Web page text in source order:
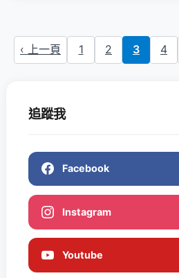
‹ 上一頁 1 2 3 4
追蹤我
Facebook
Instagram
Youtube